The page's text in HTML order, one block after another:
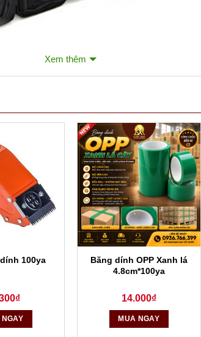
rác lốc 3 cuộn 1kg
Xem thêm
100ya
₫
NGAY
Băng dính OPP Xanh lá
4.8cm*100ya
14.000₫
MUA NGAY